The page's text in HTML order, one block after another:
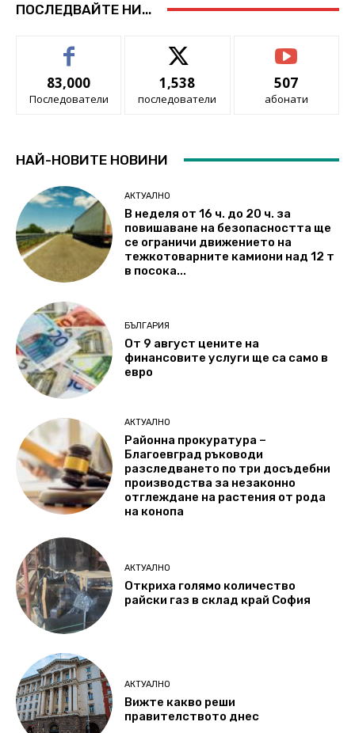
ПОСЛЕДВАЙТЕ НИ...
83,000
Последователи
1,538
последователи
507
абонати
НАЙ-НОВИТЕ НОВИНИ
АКТУАЛНО
В неделя от 16 ч. до 20 ч. за
повишаване на безопасността ще
се ограничи движението на
тежкотоварните камиони над 12 т
в посока...
БЪЛГАРИЯ
От 9 август цените на
финансовите услуги ще са само в
евро
АКТУАЛНО
Районна прокуратура –
Благоевград ръководи
разследването по три досъдебни
производства за незаконно
отглеждане на растения от рода
на конопа
АКТУАЛНО
Откриха голямо количество
райски газ в склад край София
АКТУАЛНО
Вижте какво реши
правителството днес